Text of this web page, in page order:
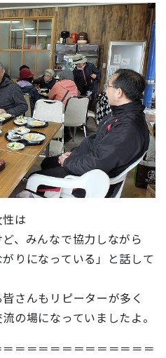
は
、みんなで協力しながら
りになっている」と話して
さんもリピーターが多く
の場になっていましたよ。
＝＝＝＝＝＝＝＝＝＝＝＝